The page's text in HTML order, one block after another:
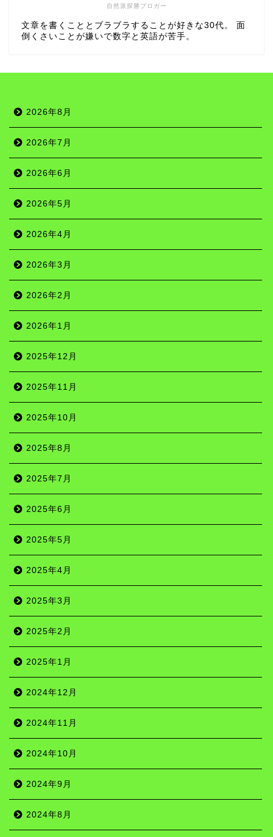
自然派探勝ブロガー
文章を書くこととブラブラすることが好きな30代。 面
倒くさいことが嫌いで数字と英語が苦手。
2026年8月
2026年7月
2026年6月
2026年5月
2026年4月
2026年3月
2026年2月
2026年1月
2025年12月
2025年11月
2025年10月
2025年8月
2025年7月
2025年6月
2025年5月
2025年4月
2025年3月
2025年2月
2025年1月
2024年12月
2024年11月
2024年10月
2024年9月
2024年8月